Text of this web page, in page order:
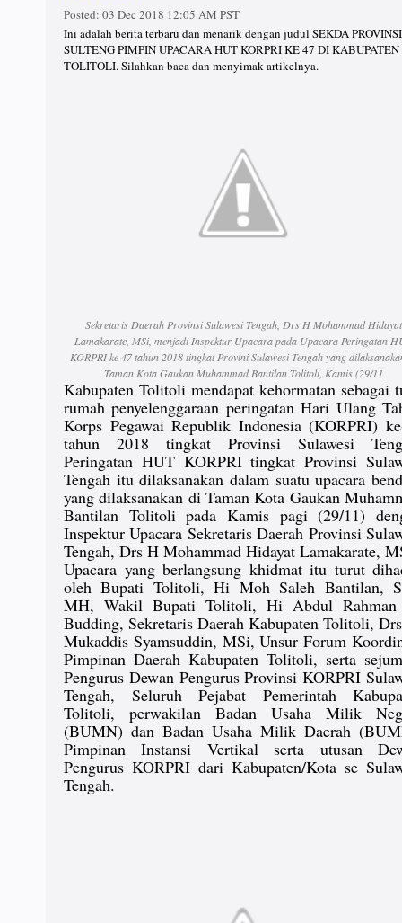
Posted: 03 Dec 2018 12:05 AM PST
Ini adalah berita terbaru dan menarik dengan judul SEKDA PROVINSI
SULTENG PIMPIN UPACARA HUT KORPRI KE 47 DI KABUPATEN
TOLITOLI. Silahkan baca dan menyimak artikelnya.
Sekretaris Daerah Provinsi Sulawesi Tengah, Drs H Mohammad Hidayat
Lamakarate, MSi, menjadi Inspektur Upacara pada Upacara Peringatan
KORPRI ke 47 tahun 2018 tingkat Provini Sulawesi Tengah yang
Taman Kota Gaukan Muhammad Bantilan Tolitoli, Kamis (29/11
Kabupaten Tolitoli mendapat kehormatan sebagai
rumah penyelenggaraan peringatan Hari Ulang
Korps Pegawai Republik Indonesia (KORPRI)
tahun 2018 tingkat Provinsi Sulawesi
Peringatan HUT KORPRI tingkat Provinsi
Tengah itu dilaksanakan dalam suatu upacara
yang dilaksanakan di Taman Kota Gaukan
Bantilan Tolitoli pada Kamis pagi (29/11)
Inspektur Upacara Sekretaris Daerah Provinsi
Tengah, Drs H Mohammad Hidayat Lamakarate,
Upacara yang berlangsung khidmat itu turut
oleh Bupati Tolitoli, Hi Moh Saleh Bantilan,
MH, Wakil Bupati Tolitoli, Hi Abdul
Budding, Sekretaris Daerah Kabupaten Tolitoli,
Mukaddis Syamsuddin, MSi, Unsur Forum
Pimpinan Daerah Kabupaten Tolitoli, serta
Pengurus Dewan Pengurus Provinsi KORPRI
Tengah, Seluruh Pejabat Pemerintah
Tolitoli, perwakilan Badan Usaha Milik
(BUMN) dan Badan Usaha Milik Daerah
Pimpinan Instansi Vertikal serta utusan
Pengurus KORPRI dari Kabupaten/Kota se
Tengah.